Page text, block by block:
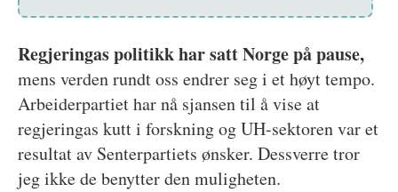
Regjeringas politikk har satt Norge på pause,
mens verden rundt oss endrer seg i et høyt tempo.
Arbeiderpartiet har nå sjansen til å vise at
regjeringas kutt i forskning og UH-sektoren var et
resultat av Senterpartiets ønsker. Dessverre tror
jeg ikke de benytter den muligheten.